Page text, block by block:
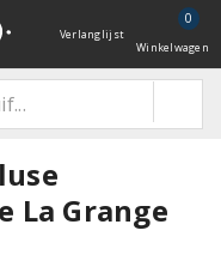
Verlanglijst
0
Winkelwagen
La Grange